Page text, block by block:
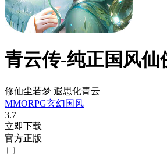
青云传-纯正国风仙
修仙尘若梦 遐思化青云
MMORPG玄幻国风
3.7
立即下载
官方正版